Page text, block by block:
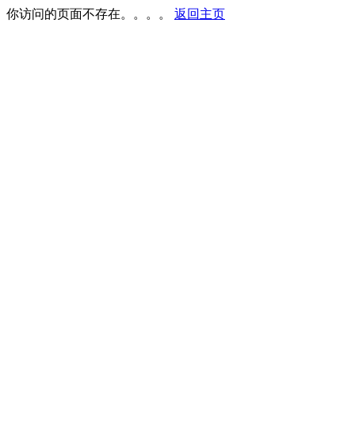
你访问的页面不存在。。。。 返回主页